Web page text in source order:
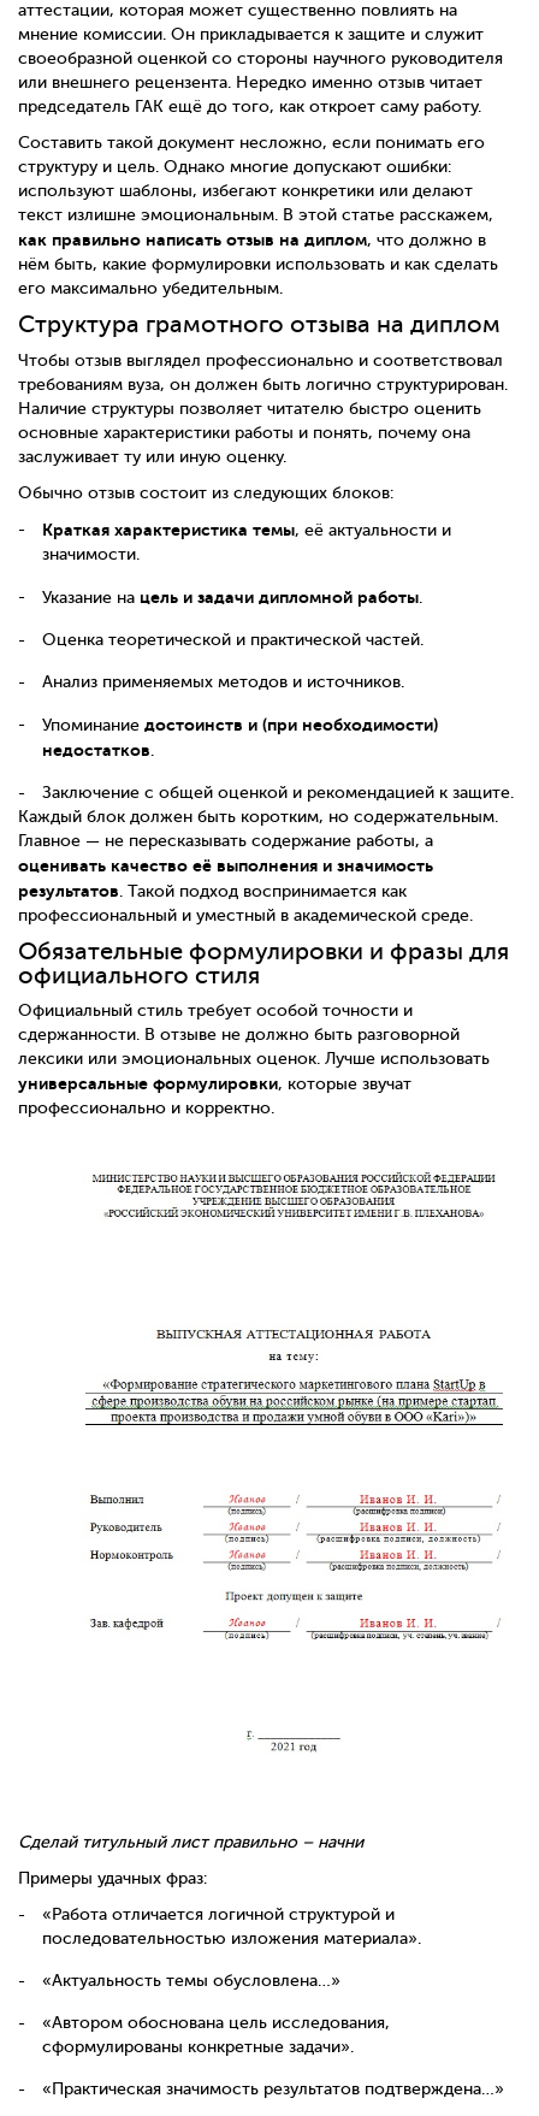
аттестации, которая может существенно повлиять на
мнение комиссии. Он прикладывается к защите и служит
своеобразной оценкой со стороны научного руководителя
или внешнего рецензента. Нередко именно отзыв читает
председатель ГАК ещё до того, как откроет саму работу.
Составить такой документ несложно, если понимать его
структуру и цель. Однако многие допускают ошибки:
используют шаблоны, избегают конкретики или делают
текст излишне эмоциональным. В этой статье расскажем,
как правильно написать отзыв на диплом, что должно в
нём быть, какие формулировки использовать и как сделать
его максимально убедительным.
Структура грамотного отзыва на диплом
Чтобы отзыв выглядел профессионально и соответствовал
требованиям вуза, он должен быть логично структурирован.
Наличие структуры позволяет читателю быстро оценить
основные характеристики работы и понять, почему она
заслуживает ту или иную оценку.
Обычно отзыв состоит из следующих блоков:
Краткая характеристика темы, её актуальности и
значимости.
Указание на цель и задачи дипломной работы
Оценка теоретической и практической частей.
Анализ применяемых методов и источников.
Упоминание достоинств и (при необходимости)
недостатков
Заключение с общей оценкой и рекомендацией к защите.
Каждый блок должен быть коротким, но содержательным.
Главное — не пересказывать содержание работы, а
оценивать качество её выполнения и значимость
результатов . Такой подход воспринимается как
профессиональный и уместный в академической среде.
Обязательные формулировки и фразы для
официального стиля
Официальный стиль требует особой точности и
сдержанности. В отзыве не должно быть разговорной
лексики или эмоциональных оценок. Лучше использовать
универсальные формулировки, которые звучат
профессионально и корректно.
Сделай титульный лист правильно – начни
Примеры удачных фраз:
«Работа отличается логичной структурой и
последовательностью изложения материала».
«Актуальность темы обусловлена…»
«Автором обоснована цель исследования,
сформулированы конкретные задачи».
«Практическая значимость результатов подтверждена…»